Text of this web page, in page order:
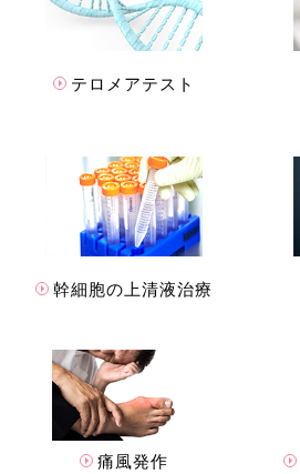
テロメアテスト
幹細胞の上清液治療
痛風発作